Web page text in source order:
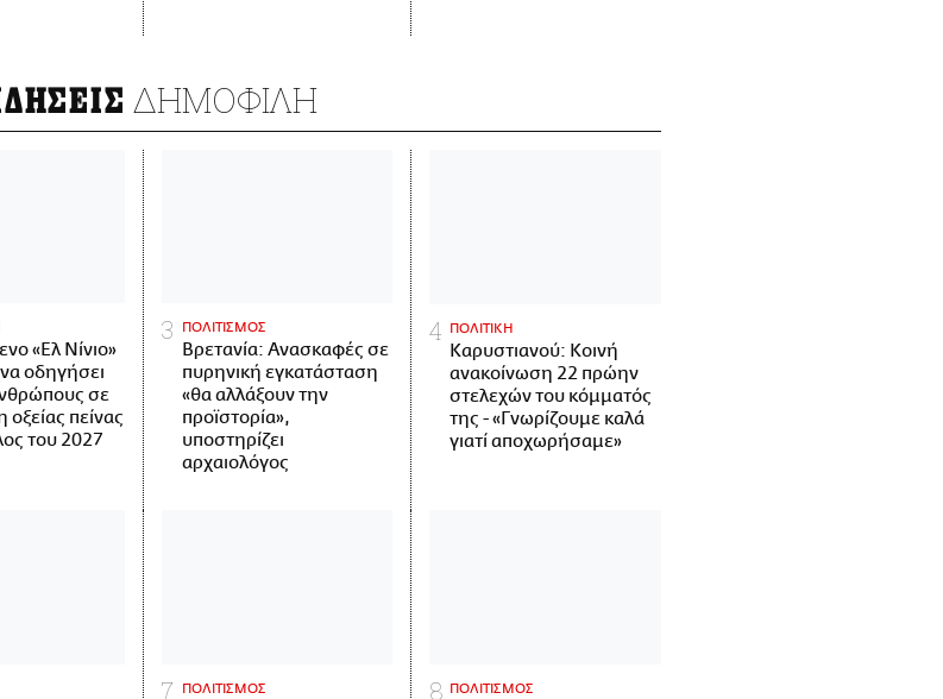
ΔΗΜΟΦΙΛΗ
«Ελ Νίνιο»
οδηγήσει
σε
πείνας
του 2027
ΠΟΛΙΤΙΣΜΟΣ
Βρετανία: Ανασκαφές σε
πυρηνική εγκατάσταση
«θα αλλάξουν την
προϊστορία»,
υποστηρίζει
αρχαιολόγος
ΠΟΛΙΤΙΚΗ
Καρυστιανού: Κοινή
ανακοίνωση 22 πρώην
στελεχών του κόμματός
της - «Γνωρίζουμε καλά
γιατί αποχωρήσαμε»
ΠΟΛΙΤΙΣΜΟΣ ΠΟΛΙΤΙΣΜΟΣ